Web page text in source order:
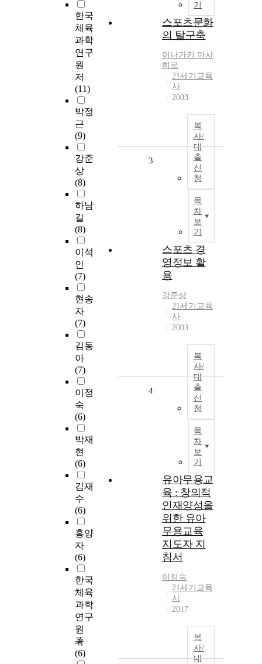
한국
체육
과학
연구
원
저
(11)
박정
근
(9)
강준
상
(8)
하남
길
(8)
이석
인
(7)
현송
자
(7)
김동
아
(7)
이정
숙
(6)
박재
현
(6)
김재
수
(6)
홍양
자
(6)
한국
체육
과학
연구
원
著
(6)
기
스포츠문화
의 탈구축
이나가키 마사
히로
21세기교육
사
2003
복
사/
대
출
신
청
목
차
보
기
3
스포츠 경
영정보 활
용
강준상
21세기교육
사
2003
복
사/
대
출
신
청
목
차
보
기
4
유아무용교
육 : 창의적
인재양성을
위한 유아
무용교육
지도자 지
침서
이정숙
21세기교육
사
2017
복
사/
대